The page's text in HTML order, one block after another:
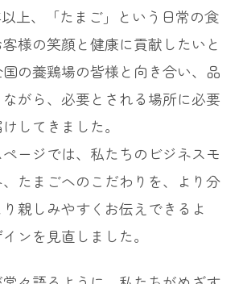
上、「たまご」という日常の食
様の笑顔と健康に貢献したいと
の養鶏場の皆様と向き合い、品
がら、必要とされる場所に必要
してきました。
ージでは、私たちのビジネスモ
たまごへのこだわりを、より分
親しみやすくお伝えできるよ
ンを見直しました。